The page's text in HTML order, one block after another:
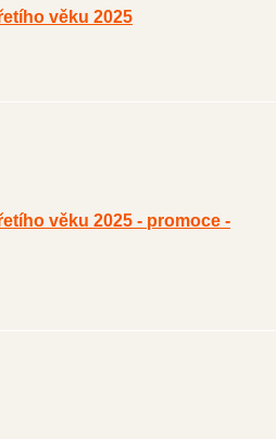
věku 2025
věku 2025 - promoce -